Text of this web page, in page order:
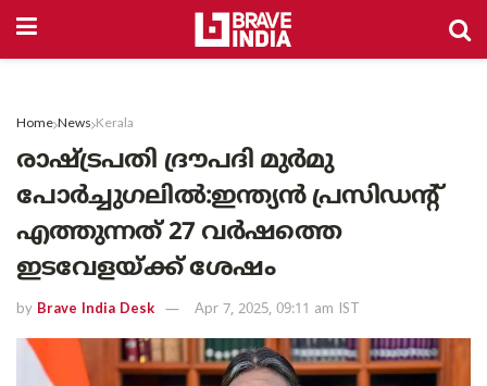
Home News Kerala
രാഷ്‌ട്രപതി ദ്രൗപദി മുർമു
പോർച്ചുഗലിൽ:ഇന്ത്യൻ പ്രസിഡന്റ്
എത്തുന്നത് 27 വർഷത്തെ
ഇടവേളയ്ക്ക് ശേഷം
by Brave India Desk Apr 7, 2025, 09:11 am IST